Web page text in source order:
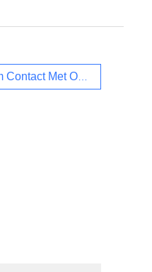
Contact Met Ons Op